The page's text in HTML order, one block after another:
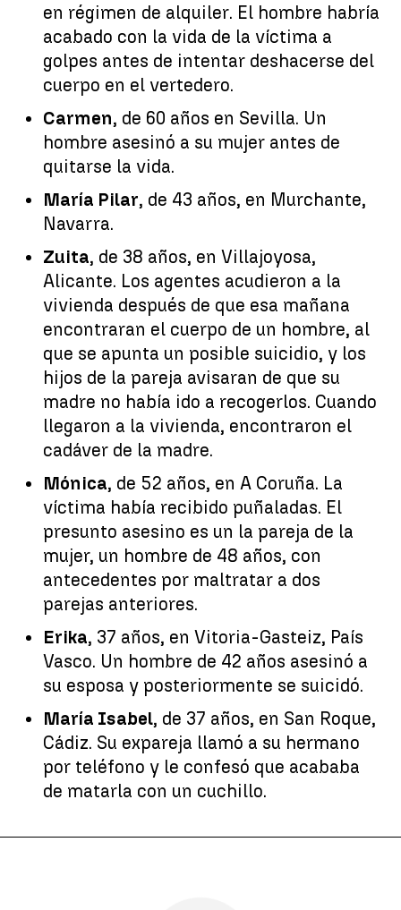
en régimen de alquiler. El hombre habría
acabado con la vida de la víctima a
golpes antes de intentar deshacerse del
cuerpo en el vertedero.
Carmen, de 60 años en Sevilla. Un
hombre asesinó a su mujer antes de
quitarse la vida.
María Pilar, de 43 años, en Murchante,
Navarra.
Zuita, de 38 años, en Villajoyosa,
Alicante. Los agentes acudieron a la
vivienda después de que esa mañana
encontraran el cuerpo de un hombre, al
que se apunta un posible suicidio, y los
hijos de la pareja avisaran de que su
madre no había ido a recogerlos. Cuando
llegaron a la vivienda, encontraron el
cadáver de la madre.
Mónica, de 52 años, en A Coruña. La
víctima había recibido puñaladas. El
presunto asesino es un la pareja de la
mujer, un hombre de 48 años, con
antecedentes por maltratar a dos
parejas anteriores.
Erika, 37 años, en Vitoria-Gasteiz, País
Vasco. Un hombre de 42 años asesinó a
su esposa y posteriormente se suicidó.
María Isabel, de 37 años, en San Roque,
Cádiz. Su expareja llamó a su hermano
por teléfono y le confesó que acababa
de matarla con un cuchillo.